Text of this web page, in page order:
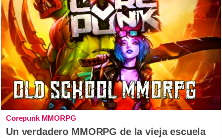
Corepunk MMORPG
Un verdadero MMORPG de la vieja escuela